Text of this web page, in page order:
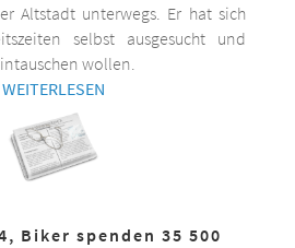
Altstadt unterwegs. Er hat sich
selbst ausgesucht und
wollen.
WEITERLESEN
Biker spenden 35 500